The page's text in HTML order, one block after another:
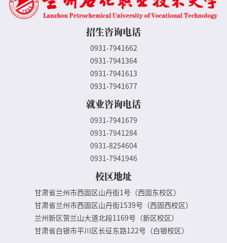
招生咨询电话
0931-7941662
0931-7941364
0931-7941613
0931-7941677
就业咨询电话
0931-7941679
0931-7941284
0931-8254604
0931-7941946
校区地址
甘肃省兰州市西固区山丹街1号（西固东校区）
甘肃省兰州市西固区山丹街1539号（西固西校区）
兰州新区贺兰山大道北段1169号（新区校区）
甘肃省白银市平川区长征东路122号（白银校区）